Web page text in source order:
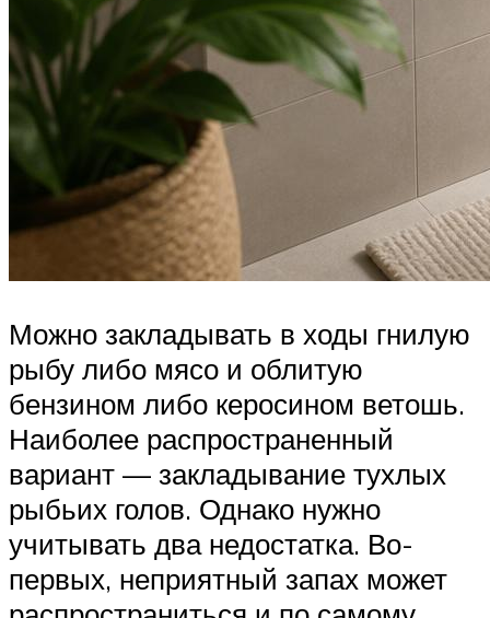
Можно закладывать в ходы гнилую
рыбу либо мясо и облитую
бензином либо керосином ветошь.
Наиболее распространенный
вариант — закладывание тухлых
рыбьих голов. Однако нужно
учитывать два недостатка. Во-
первых, неприятный запах может